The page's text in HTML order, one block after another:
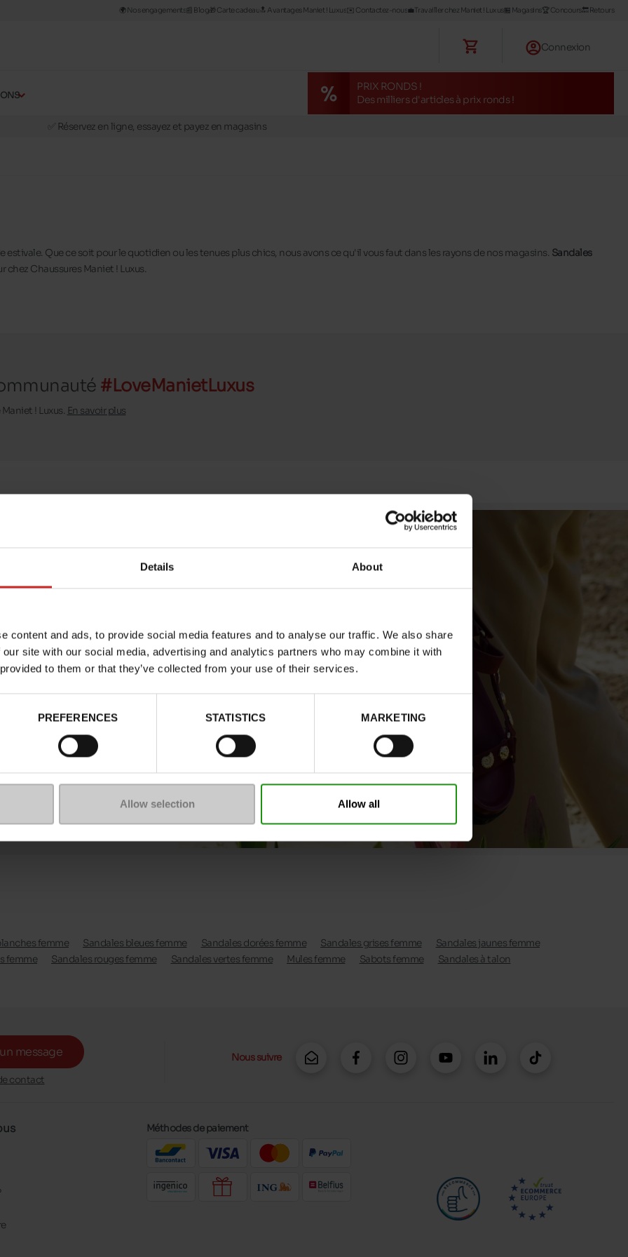
Details About
content and ads, to provide social media features and to analyse our traffic. We also share
site with our social media, advertising and analytics partners who may combine it with
to them or that they’ve collected from your use of their services.
PREFERENCES STATISTICS MARKETING
Allow selection Allow all
🌍 Nos engagements📰​ Blog🎁 Carte cadeau🔝 Avantages Maniet ! Luxus✉️ Contactez-nous💼Travailler chez Maniet ! Luxus🏪 Magasins🏆 Concours🔙 Retours
Connexion
PRIX RONDS !
Des milliers d'articles à prix ronds !
✅ Réservez en ligne, essayez et payez en magasins
Que ce soit pour le quotidien ou les tenues plus chics, nous avons ce qu'il vous faut dans les rayons de nos magasins. Sandales
chez Chaussures Maniet ! Luxus.
#LoveManietLuxus
! Luxus. En savoir plus
de petites sandales
Chaussures Maniet !
de chaussures
pour les jours
meilleur allié. Pour
sont également
les sandales
vont
large sélection de
femme Sandales bleues femme Sandales dorées femme Sandales grises femme
Sandales jaunes femme
femme Sandales rouges femme Sandales vertes femme Mules femme Sabots femme
Sandales à talon
message
contact
Nous suivre
Méthodes de paiement